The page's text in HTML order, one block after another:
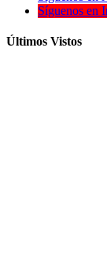
Síguenos en
Últimos Vistos